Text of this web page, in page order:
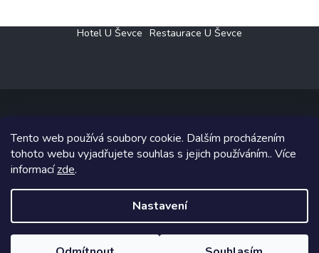
Tento web používá soubory cookie. Dalším procházením
tohoto webu vyjadřujete souhlas s jejich používáním.. Více
informacízde.
Nastavení
Hotel U Ševce Restaurace U Ševce
Copyright 2026Elektro Klesný s.r.o.. Všechna práva vyhrazena.
Grafický návrh vytvořil a na Shoptet implementoval
Shoptetak.cz.
Vytvořil Shoptet